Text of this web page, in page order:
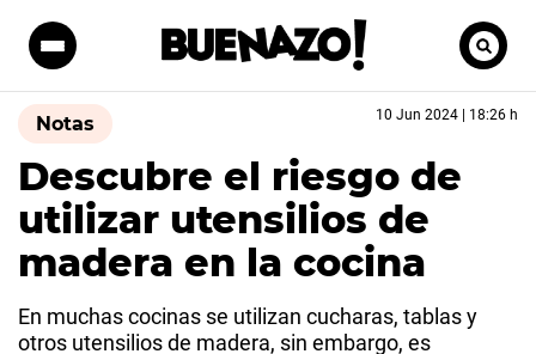
Notas 10 Jun 2024 | 18:26 h
Descubre el riesgo de
utilizar utensilios de
madera en la cocina
En muchas cocinas se utilizan cucharas, tablas y
otros utensilios de madera, sin embargo, es